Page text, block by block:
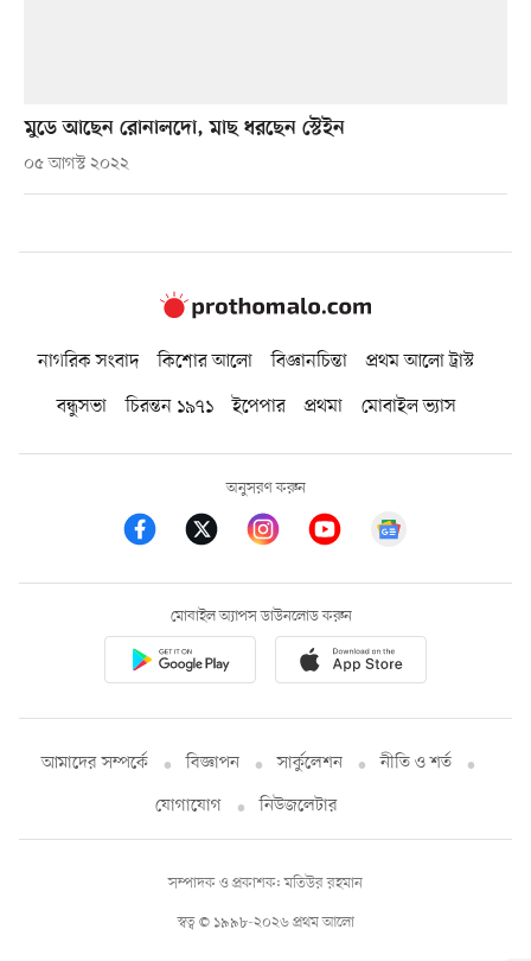
মুডে আছেন রোনালদো, মাছ ধরছেন স্টেইন
০৫ আগস্ট ২০২২
নাগরিক সংবাদ কিশোর আলো বিজ্ঞানচিন্তা
প্রথম আলো ট্রাস্ট
বন্ধুসভা
চিরন্তন ১৯৭১ ইপেপার প্রথমা মোবাইল ভ্যাস
অনুসরণ করুন
মোবাইল অ্যাপস ডাউনলোড করুন
আমাদের সম্পর্কে বিজ্ঞাপন সার্কুলেশন
নীতি ও শর্ত
যোগাযোগ
নিউজলেটার
স্বত্ব © ১৯৯৮-২০২৬ প্রথম আলো
সম্পাদক ও প্রকাশক: মতিউর রহমান